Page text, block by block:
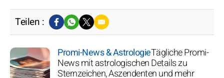
Teilen :
Promi-News & AstrologieTägliche Promi-
News mit astrologischen Details zu
Sternzeichen, Aszendenten und mehr